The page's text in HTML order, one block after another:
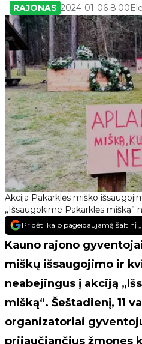
Akcija Pakarklės miško
„Išsaugokime Pakarklės mišką”
RAJONAS 2024-01-06 8:00
Pridėti kaip pageidaujamą šaltinį
Kauno rajono
miškų išsaugojimo ir
neabejingus į akciją
mišką“. Šeštadienį, 11
organizatoriai
prijaučiančius žmones